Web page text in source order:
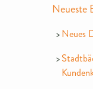
Neueste
Neues